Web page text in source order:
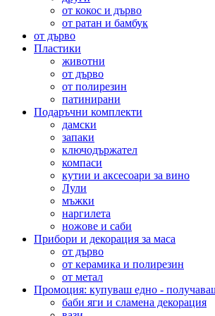
от кокос и дърво
от ратан и бамбук
от дърво
Пластики
животни
от дърво
от полирезин
патинирани
Подаръчни комплекти
дамски
запаки
ключодържател
компаси
кутии и аксесоари за вино
Лули
мъжки
наргилета
ножове и саби
Прибори и декорация за маса
от дърво
от керамика и полирезин
от метал
Промоция: купуваш едно -
баби яги и сламена декорация